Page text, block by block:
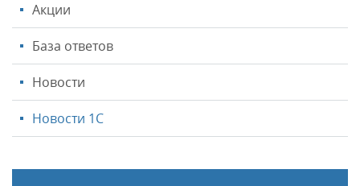
Акции
База ответов
Новости
Новости 1С